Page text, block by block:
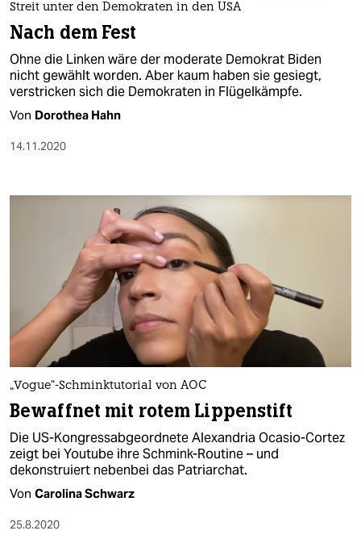
Streit unter den Demokraten in den USA
Nach dem Fest
Ohne die Linken wäre der moderate Demokrat Biden
nicht gewählt worden. Aber kaum haben sie gesiegt,
verstricken sich die Demokraten in Flügelkämpfe.
Von Dorothea Hahn
14.11.2020
„Vogue“-Schminktutorial von AOC
Bewaffnet mit rotem Lippenstift
Die US-Kongressabgeordnete Alexandria Ocasio-Cortez
zeigt bei Youtube ihre Schmink-Routine – und
dekonstruiert nebenbei das Patriarchat.
Von Carolina Schwarz
25.8.2020